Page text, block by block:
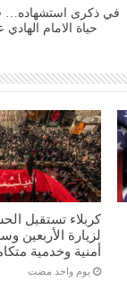
في ذكرى استشهاده…
حياة الامام الهادي
كربلاء تستقبل
لزيارة الأربعين
أمنية وخدمية
‏يوم واحد مضت